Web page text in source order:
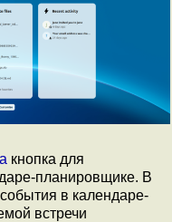
кнопка для
планировщике. В
в календаре-
встречи